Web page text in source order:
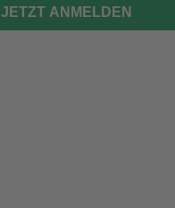
JETZT ANMELDEN